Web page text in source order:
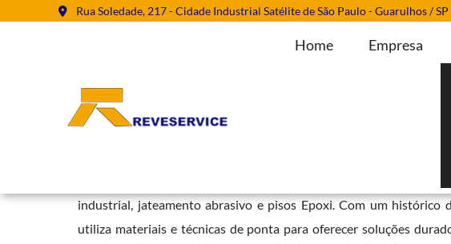
Rua Soledade, 217 - Cidade Industrial Satélite de São Paulo - Guarulhos / SP
Home Empresa
Aplicação de Revestimentos
Aplicação de Revestimentos Anticorrosivos na Vila Endres -
A Reveservice se destaca como uma empresa de referência em
industrial, jateamento abrasivo e pisos Epoxi. Com um histórico
utiliza materiais e técnicas de ponta para oferecer soluções